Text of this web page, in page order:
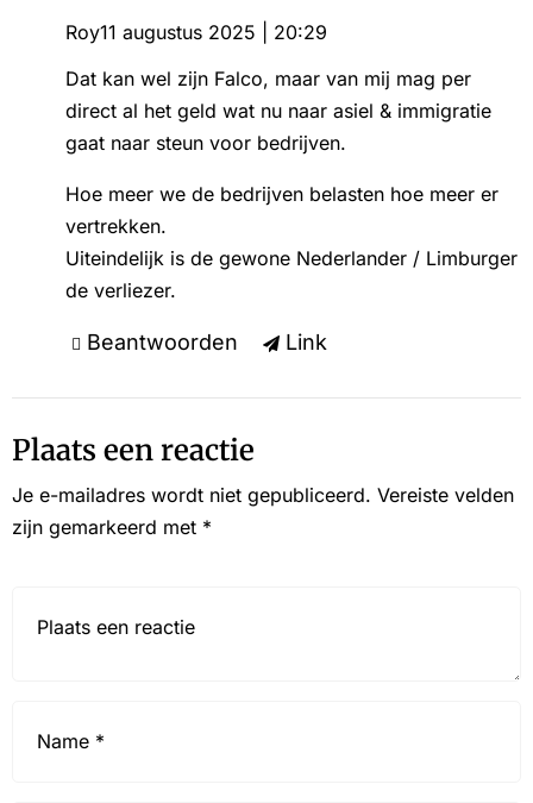
Roy11 augustus 2025 | 20:29
Dat kan wel zijn Falco, maar van mij mag per
direct al het geld wat nu naar asiel & immigratie
gaat naar steun voor bedrijven.
Hoe meer we de bedrijven belasten hoe meer er
vertrekken.
Uiteindelijk is de gewone Nederlander / Limburger
de verliezer.
Beantwoorden Link
Plaats een reactie
Je e-mailadres wordt niet gepubliceerd. Vereiste velden
zijn gemarkeerd met *